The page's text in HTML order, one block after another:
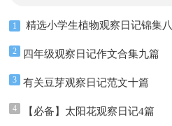
1 精选小学生植物观察日记锦集
2 四年级观察日记作文合集九篇
3 有关豆芽观察日记范文十篇
4 【必备】太阳花观察日记4篇